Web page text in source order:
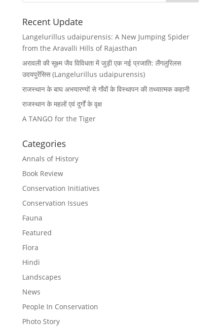
Recent Update
Langelurillus udaipurensis: A New Jumping Spider
from the Aravalli Hills of Rajasthan
अरावली की सूक्ष्म जैव विविधता में जुड़ी एक नई प्रजाति: लैंगलुरिलस
उदयपुरेंसिस (Langelurillus udaipurensis)
राजस्थान के बाघ अभयारण्यों से गाँवों के विस्थापन की तथ्यात्मक कहानी
राजस्थान के महलों एवं दुर्गों के वृक्ष
A TANGO for the Tiger
Categories
Annals of History
Book Review
Conservation Initiatives
Conservation Issues
Fauna
Featured
Flora
Hindi
Landscapes
News
People In Conservation
Photo Story